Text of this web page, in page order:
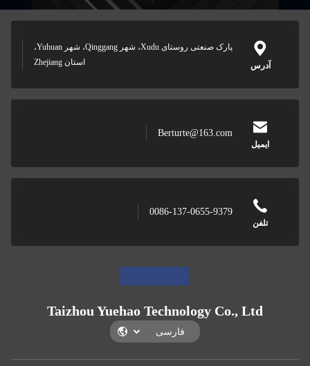
پارک صنعتی روستای Xudu، شهر Qinggang، شهر Yuhuan،
0086-137-0655-
Taizhou Yuehao Technology